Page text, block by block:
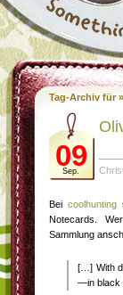
Tag-Archiv für
09
Sep.
Bei coolhunting
Notecards.
Sammlung
[…] With
—in black